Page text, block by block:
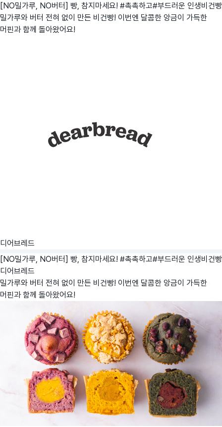
[NO밀가루, NO버터] 빵, 참지마세요! #촉촉하고#부드러운 인생비건빵
밀가루와 버터 전혀 없이 만든 비건빵! 이번엔 달콤한 앙금이 가득한
머핀과 함께 돌아왔어요!
디어브레드
[NO밀가루, NO버터] 빵, 참지마세요! #촉촉하고#부드러운 인생비건빵
디어브레드
밀가루와 버터 전혀 없이 만든 비건빵! 이번엔 달콤한 앙금이 가득한
머핀과 함께 돌아왔어요!